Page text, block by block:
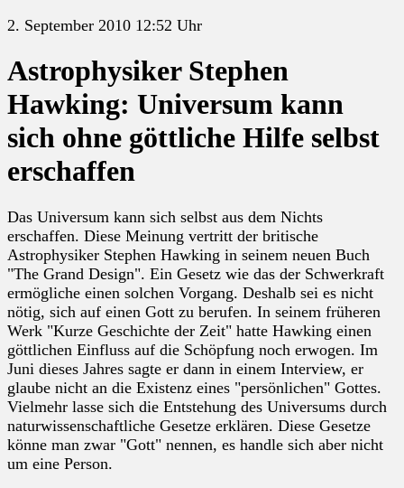
2. September 2010 12:52 Uhr
Astrophysiker Stephen
Hawking: Universum kann
sich ohne göttliche Hilfe selbst
erschaffen
Das Universum kann sich selbst aus dem Nichts
erschaffen. Diese Meinung vertritt der britische
Astrophysiker Stephen Hawking in seinem neuen Buch
"The Grand Design". Ein Gesetz wie das der Schwerkraft
ermögliche einen solchen Vorgang. Deshalb sei es nicht
nötig, sich auf einen Gott zu berufen. In seinem früheren
Werk "Kurze Geschichte der Zeit" hatte Hawking einen
göttlichen Einfluss auf die Schöpfung noch erwogen. Im
Juni dieses Jahres sagte er dann in einem Interview, er
glaube nicht an die Existenz eines "persönlichen" Gottes.
Vielmehr lasse sich die Entstehung des Universums durch
naturwissenschaftliche Gesetze erklären. Diese Gesetze
könne man zwar "Gott" nennen, es handle sich aber nicht
um eine Person.